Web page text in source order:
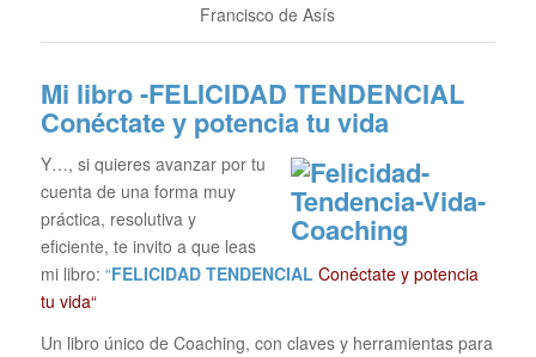
Francisco de Asís
Mi libro -FELICIDAD TENDENCIAL
Conéctate y potencia tu vida
Y…, si quieres avanzar por tu
cuenta de una forma muy
práctica, resolutiva y
eficiente, te invito a que leas
mi libro: “FELICIDAD TENDENCIAL Conéctate y potencia
tu vida“
Un libro único de Coaching, con claves y herramientas para